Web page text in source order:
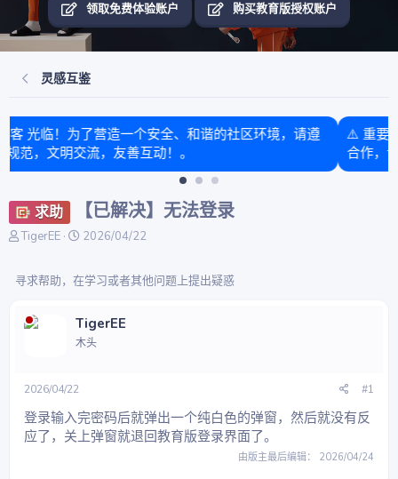
领取免费体验账户 购买教育版授权账户
灵感互鉴
⚠️ 重要提示 ，警惕诈骗 本论坛未与任何其他团队或盈利单位
合作，请认准唯一官方团队“基岩科技”。⚠️
求助 【已解决】无法登录
主
起
TigerEE
开
间
2026/04/22
寻求帮助，在学习或者其他问题上提出疑惑
TigerEE
木头
2026/04/22 #1
登录输入完密码后就弹出一个纯白色的弹窗，然后就没有反
应了，关上弹窗就退回教育版登录界面了。
由版主最后编辑： 2026/04/24